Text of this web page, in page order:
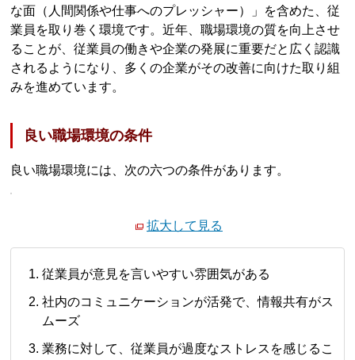
な面（人間関係や仕事へのプレッシャー）」を含めた、従
業員を取り巻く環境です。近年、職場環境の質を向上させ
ることが、従業員の働きや企業の発展に重要だと広く認識
されるようになり、多くの企業がその改善に向けた取り組
みを進めています。
良い職場環境の条件
良い職場環境には、次の六つの条件があります。
拡大して見る
従業員が意見を言いやすい雰囲気がある
社内のコミュニケーションが活発で、情報共有がス
ムーズ
業務に対して、従業員が過度なストレスを感じるこ